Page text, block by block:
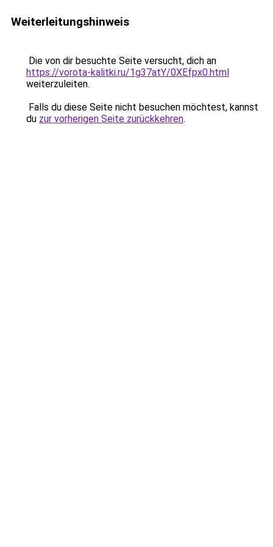
Weiterleitungshinweis
Die von dir besuchte Seite versucht, dich an
https://vorota-kalitki.ru/1g37atY/0XEfpx0.html
weiterzuleiten.
Falls du diese Seite nicht besuchen möchtest, kannst
du zur vorherigen Seite zurückkehren.